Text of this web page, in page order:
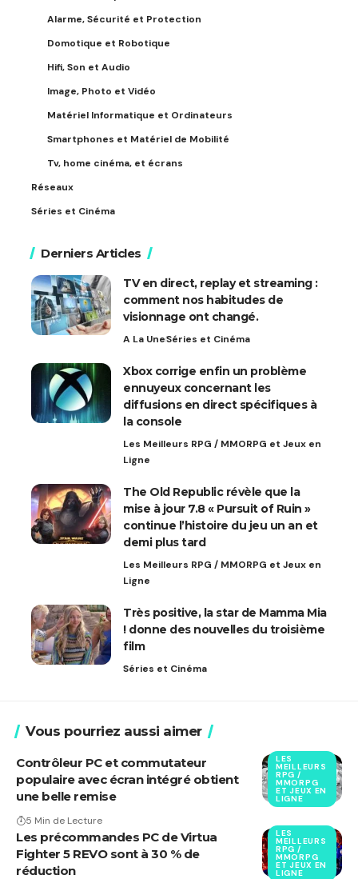
Alarme, Sécurité et Protection
Domotique et Robotique
Hifi, Son et Audio
Image, Photo et Vidéo
Matériel Informatique et Ordinateurs
Smartphones et Matériel de Mobilité
Tv, home cinéma, et écrans
Réseaux
Séries et Cinéma
Derniers Articles
TV en direct, replay et streaming :
comment nos habitudes de
visionnage ont changé.
A La UneSéries et Cinéma
Xbox corrige enfin un problème
ennuyeux concernant les
diffusions en direct spécifiques à
la console
Les Meilleurs RPG / MMORPG et Jeux en
Ligne
The Old Republic révèle que la
mise à jour 7.8 « Pursuit of Ruin »
continue l’histoire du jeu un an et
demi plus tard
Les Meilleurs RPG / MMORPG et Jeux en
Ligne
Très positive, la star de Mamma Mia
! donne des nouvelles du troisième
film
Séries et Cinéma
Vous pourriez aussi aimer
LES
MEILLEURS
RPG /
MMORPG
ET JEUX EN
LIGNE
Contrôleur PC et commutateur
populaire avec écran intégré obtient
une belle remise
5 Min de Lecture
LES
MEILLEURS
RPG /
MMORPG
ET JEUX EN
LIGNE
Les précommandes PC de Virtua
Fighter 5 REVO sont à 30 % de
réduction